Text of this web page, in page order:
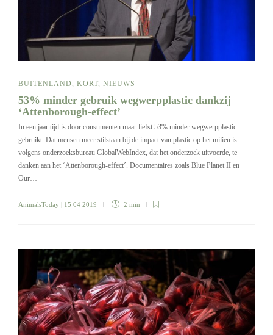
BUITENLAND KORT NIEUWS
53% minder gebruik wegwerpplastic dankzij
‘Attenborough-effect’
In een jaar tijd is door consumenten maar liefst 53% minder wegwerpplastic
gebruikt. Dat mensen meer stilstaan bij de impact van plastic op het milieu is
volgens onderzoeksbureau GlobalWebIndex, dat het onderzoek uitvoerde, te
danken aan het ‘Attenborough-effect´. Documentaires zoals Blue Planet II en
Our…
AnimalsToday | 15 04 2019 2 min